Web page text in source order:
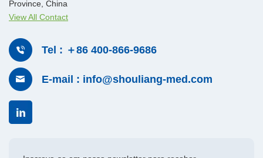
Province, China
View All Contact
Tel : ＋86 400-866-9686
E-mail : info@shouliang-med.com